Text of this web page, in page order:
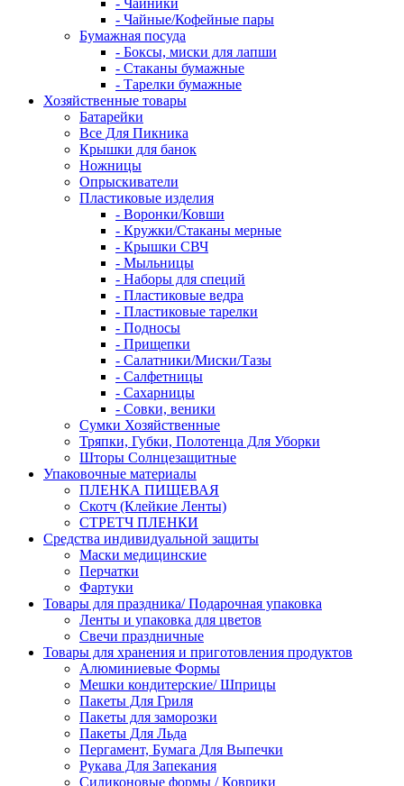
- Чайные/Кофейные пары
Бумажная посуда
- Боксы, миски для лапши
- Стаканы бумажные
- Тарелки бумажные
Хозяйственные товары
Батарейки
Все Для Пикника
Крышки для банок
Ножницы
Опрыскиватели
Пластиковые изделия
- Воронки/Ковши
- Кружки/Стаканы мерные
- Крышки СВЧ
- Мыльницы
- Наборы для специй
- Пластиковые ведра
- Пластиковые тарелки
- Подносы
- Прищепки
- Салатники/Миски/Тазы
- Салфетницы
- Сахарницы
- Совки, веники
Сумки Хозяйственные
Тряпки, Губки, Полотенца Для Уборки
Шторы Солнцезащитные
Упаковочные материалы
ПЛЕНКА ПИЩЕВАЯ
Скотч (Клейкие Ленты)
СТРЕТЧ ПЛЕНКИ
Средства индивидуальной защиты
Маски медицинские
Перчатки
Фартуки
Товары для праздника/ Подарочная упаковка
Ленты и упаковка для цветов
Свечи праздничные
Товары для хранения и приготовления продуктов
Алюминиевые Формы
Мешки кондитерские/ Шприцы
Пакеты Для Гриля
Пакеты для заморозки
Пакеты Для Льда
Пергамент, Бумага Для Выпечки
Рукава Для Запекания
Силиконовые формы / Коврики